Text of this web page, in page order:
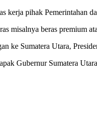
kerja pihak Pemerintahan
misalnya beras premium
ke Sumatera Utara,
Gubernur Sumatera